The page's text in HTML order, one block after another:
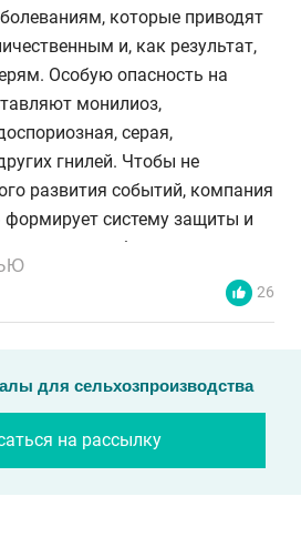
которые приводят
и, как результат,
Особую опасность на
монилиоз,
серая,
гнилей. Чтобы не
развития событий, компания
систему защиты и
способна
актуальные на этапе
подкормки
инфицирование урожая
когда плоды находятся на
центр имени И. В.
26
для сельхозпроизводства
на рассылку